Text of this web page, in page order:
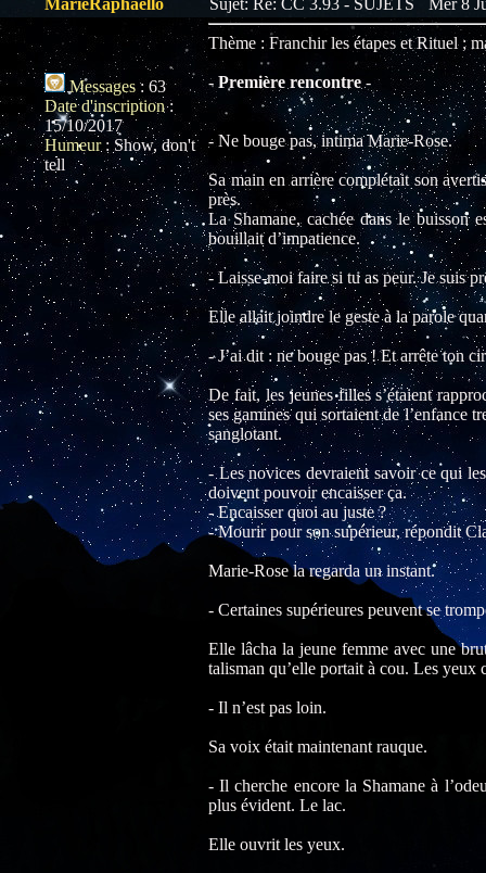
MarieRaphaello
Messages : 63
Date d'inscription:
15/10/2017
Humeur: Show, don't
tell
Sujet: Re: CC 3.93 - SUJETS Mer 8
Thème : Franchir les étapes et Rituel ;
- Première rencontre -
- Ne bouge pas, intima Marie-Rose.
Sa main en arrière complétait son
près.
La Shamane, cachée dans le buisson
bouillait d’impatience.
- Laisse-moi faire si tu as peur. Je suis
Elle allait joindre le geste à la parole
- J’ai dit : ne bouge pas ! Et arrête ton
De fait, les jeunes filles s’étaient
ses gamines qui sortaient de l’enfance
sanglotant.
- Les novices devraient savoir ce qui
doivent pouvoir encaisser ça.
- Encaisser quoi au juste ?
- Mourir pour son supérieur, répondit
Marie-Rose la regarda un instant.
- Certaines supérieures peuvent se
Elle lâcha la jeune femme avec une
talisman qu’elle portait à cou. Les
- Il n’est pas loin.
Sa voix était maintenant rauque.
- Il cherche encore la Shamane à
plus évident. Le lac.
Elle ouvrit les yeux.